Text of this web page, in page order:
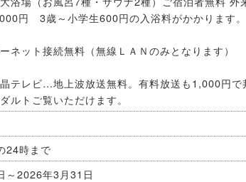
円 3歳～小学生600円の入浴料がかかります。
ネット接続無料（無線ＬＡＮのみとなります）
テレビ…地上波放送無料。有料放送も1,000円で
ルトご覧いただけます。
24時まで
～2026年3月31日